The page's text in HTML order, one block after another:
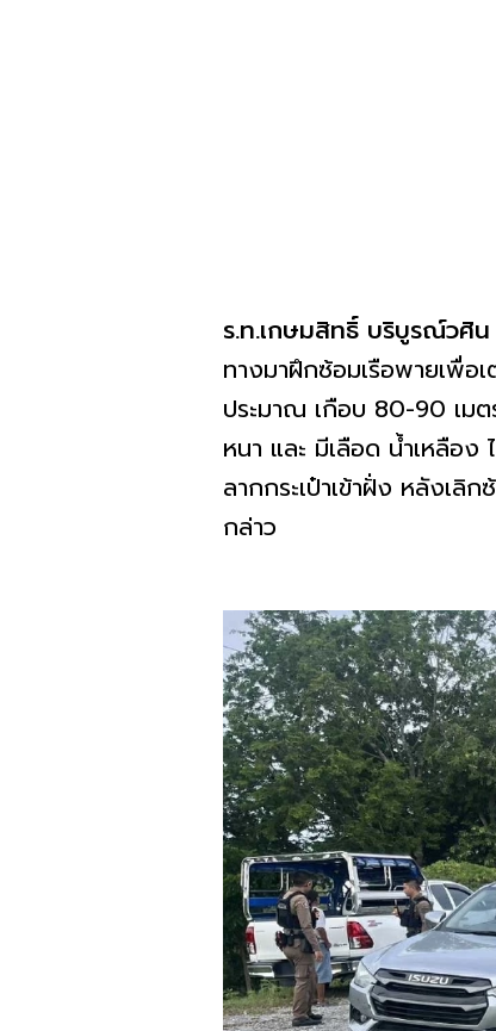
ร.ท.เกษมสิทธิ์ บริบูรณ์วศิ
ทางมาฝึกซ้อมเรือพายเพื่
ประมาณ เกือบ 80-90 เม
หนา และ มีเลือด น้ำเหลือ
ลากกระเป๋าเข้าฝั่ง หลังเลิ
กล่าว